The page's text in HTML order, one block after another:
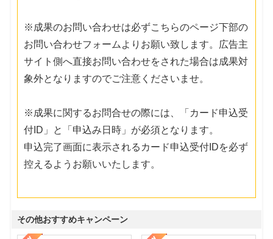
※成果のお問い合わせは必ずこちらのページ下部の
お問い合わせフォームよりお願い致します。広告主
サイト側へ直接お問い合わせをされた場合は成果対
象外となりますのでご注意くださいませ。
※成果に関するお問合せの際には、「カード申込受
付ID」と「申込み日時」が必須となります。
申込完了画面に表示されるカード申込受付IDを必ず
控えるようお願いいたします。
その他おすすめキャンペーン